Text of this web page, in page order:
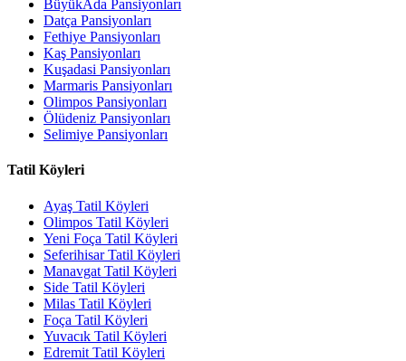
BüyükAda Pansiyonları
Datça Pansiyonları
Fethiye Pansiyonları
Kaş Pansiyonları
Kuşadasi Pansiyonları
Marmaris Pansiyonları
Olimpos Pansiyonları
Ölüdeniz Pansiyonları
Selimiye Pansiyonları
Tatil Köyleri
Ayaş Tatil Köyleri
Olimpos Tatil Köyleri
Yeni Foça Tatil Köyleri
Seferihisar Tatil Köyleri
Manavgat Tatil Köyleri
Side Tatil Köyleri
Milas Tatil Köyleri
Foça Tatil Köyleri
Yuvacık Tatil Köyleri
Edremit Tatil Köyleri